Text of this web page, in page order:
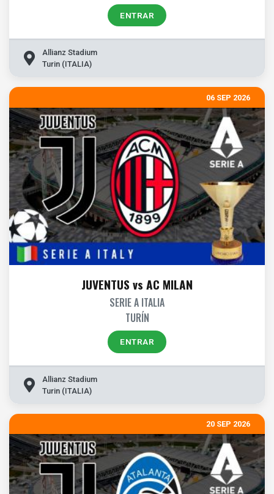
ENTRAR
Allianz Stadium
Turin (ITALIA)
06 SEP 2026
JUVENTUS vs AC MILAN
SERIE A ITALIA
TURÍN
ENTRAR
Allianz Stadium
Turin (ITALIA)
20 SEP 2026